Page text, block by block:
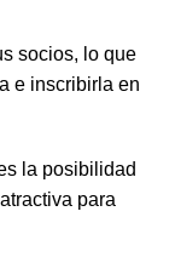
socios, lo que
e inscribirla en
la posibilidad
para